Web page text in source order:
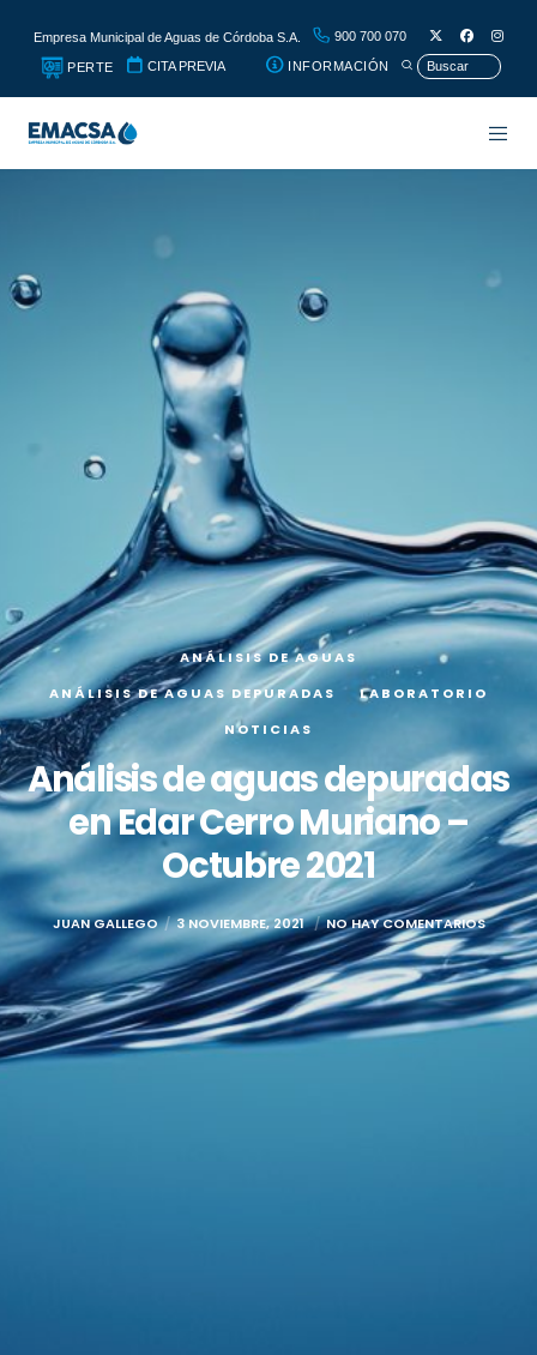
Empresa Municipal de Aguas de Córdoba S.A. 900 700 070
PERTE CITA PREVIA INFORMACIÓN
ANÁLISIS DE AGUAS
ANÁLISIS DE AGUAS DEPURADAS
LABORATORIO
NOTICIAS
Análisis de aguas depuradas
en Edar Cerro Muriano –
Octubre 2021
JUAN GALLEGO 3 NOVIEMBRE, 2021 NO HAY COMENTARIOS